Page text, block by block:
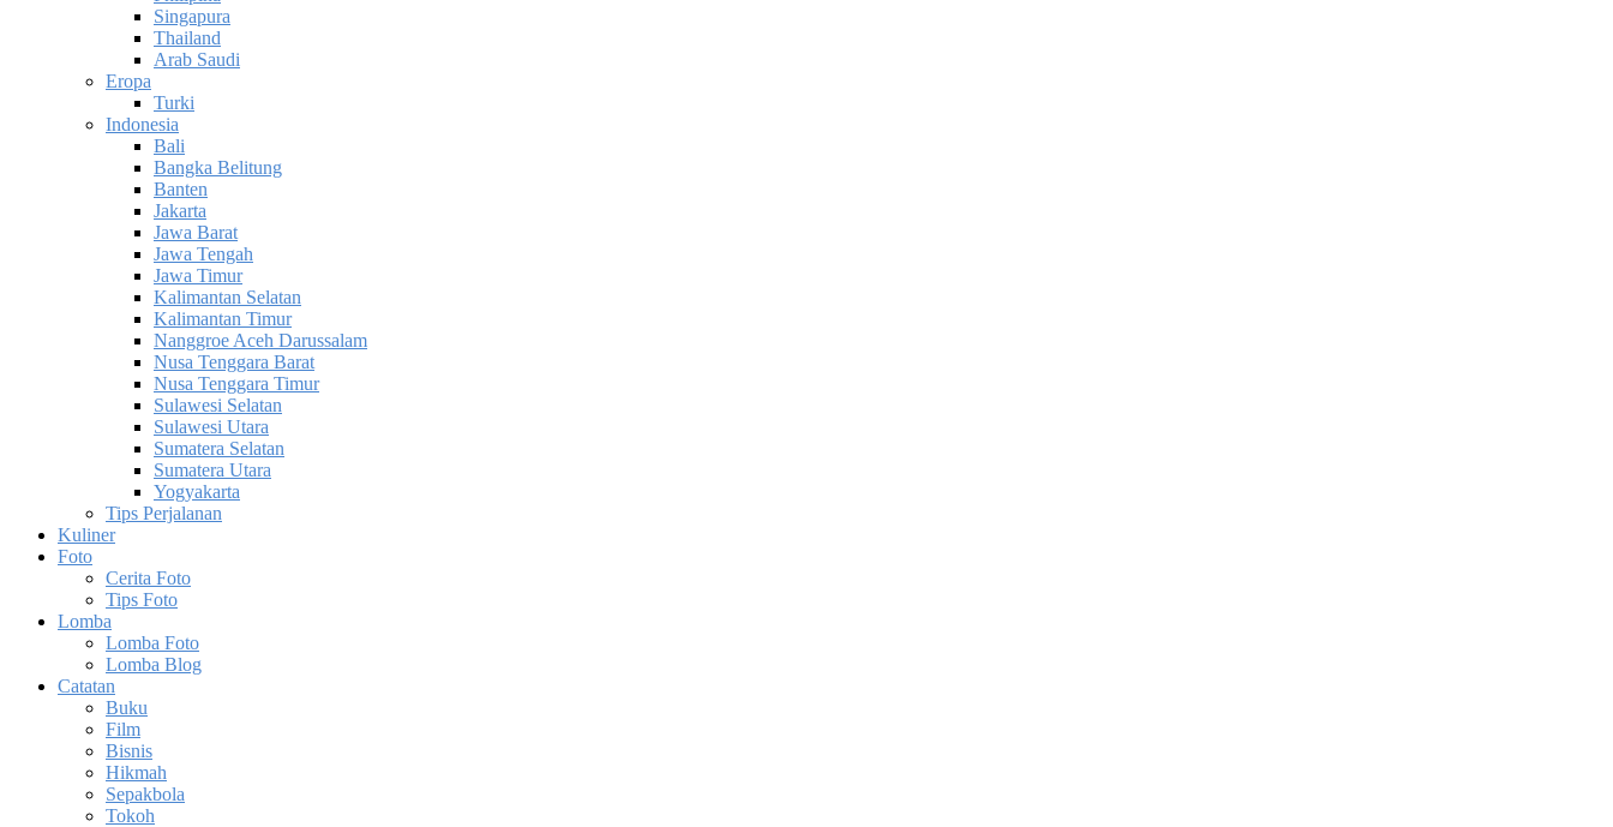
Singapura
Thailand
Arab Saudi
Eropa
Turki
Indonesia
Bali
Bangka Belitung
Banten
Jakarta
Jawa Barat
Jawa Tengah
Jawa Timur
Kalimantan Selatan
Kalimantan Timur
Nanggroe Aceh Darussalam
Nusa Tenggara Barat
Nusa Tenggara Timur
Sulawesi Selatan
Sulawesi Utara
Sumatera Selatan
Sumatera Utara
Yogyakarta
Tips Perjalanan
Kuliner
Foto
Cerita Foto
Tips Foto
Lomba
Lomba Foto
Lomba Blog
Catatan
Buku
Film
Bisnis
Hikmah
Sepakbola
Tokoh